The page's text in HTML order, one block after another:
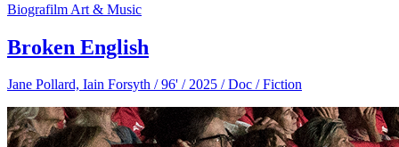
Biografilm Art & Music
Broken English
Jane Pollard, Iain Forsyth / 96' / 2025 / Doc / Fiction